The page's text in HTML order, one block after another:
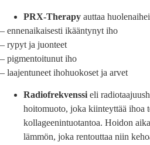
PRX-Therapy auttaa
– ennenaikaisesti ikääntynyt iho
– rypyt ja juonteet
– pigmentoitunut iho
– laajentuneet ihohuokoset ja arvet
Radiofrekvenssi eli
hoitomuoto, joka kiinteyttää ihoa
kollageenintuotantoa. Hoidon
lämmön, joka rentouttaa niin